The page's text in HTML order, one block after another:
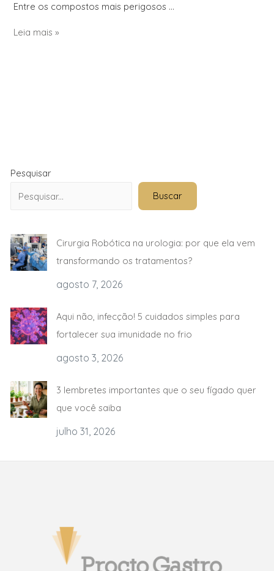
Entre os compostos mais perigosos …
Leia mais »
Pesquisar
Buscar
Cirurgia Robótica na urologia: por que ela vem
transformando os tratamentos?
agosto 7, 2026
Aqui não, infecção! 5 cuidados simples para
fortalecer sua imunidade no frio
agosto 3, 2026
3 lembretes importantes que o seu fígado quer
que você saiba
julho 31, 2026